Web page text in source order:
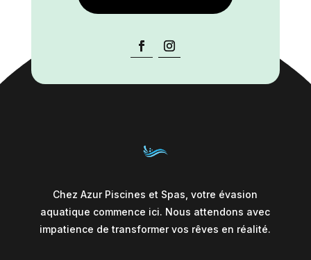
Chez Azur Piscines et Spas, votre évasion
aquatique commence ici. Nous attendons avec
impatience de transformer vos rêves en réalité.